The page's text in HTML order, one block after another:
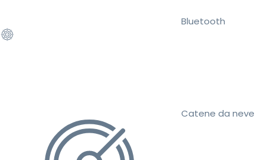
Bluetooth
Catene da neve